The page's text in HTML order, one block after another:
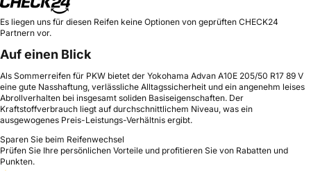
Es liegen uns für diesen Reifen keine Optionen von geprüften CHECK24
Partnern vor.
Auf einen Blick
Als Sommerreifen für PKW bietet der Yokohama Advan A10E 205/50 R17 89 V
eine gute Nasshaftung, verlässliche Alltagssicherheit und ein angenehm leises
Abrollverhalten bei insgesamt soliden Basiseigenschaften. Der
Kraftstoffverbrauch liegt auf durchschnittlichem Niveau, was ein
ausgewogenes Preis-Leistungs-Verhältnis ergibt.
Sparen Sie beim Reifenwechsel
Prüfen Sie Ihre persönlichen Vorteile und profitieren Sie von Rabatten und
Punkten.